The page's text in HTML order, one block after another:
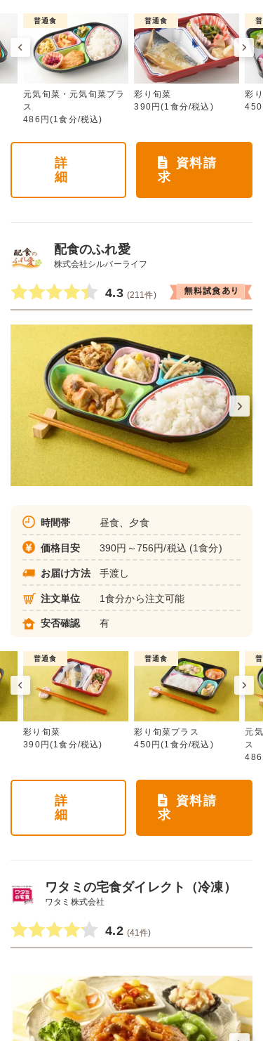
普通食
元気旬菜・元気旬菜プラ
ス
486円(1食分/税込)
普通食
彩り旬菜
390円(1食分/税込)
彩
詳
細
資料請
求
配食のふれ愛
株式会社シルバーライフ
4.3 (211件)
時間帯 昼食、夕食
価格目安 390円～756円/税込 (1食分)
お届け方法 手渡し
注文単位 1食分から注文可能
安否確認 有
普通食
彩り旬菜
390円(1食分/税込)
普通食
彩り旬菜プラス
450円(1食分/税込)
元
ス
詳
細
資料請
求
ワタミの宅食ダイレクト（冷凍）
ワタミ株式会社
4.2 (41件)